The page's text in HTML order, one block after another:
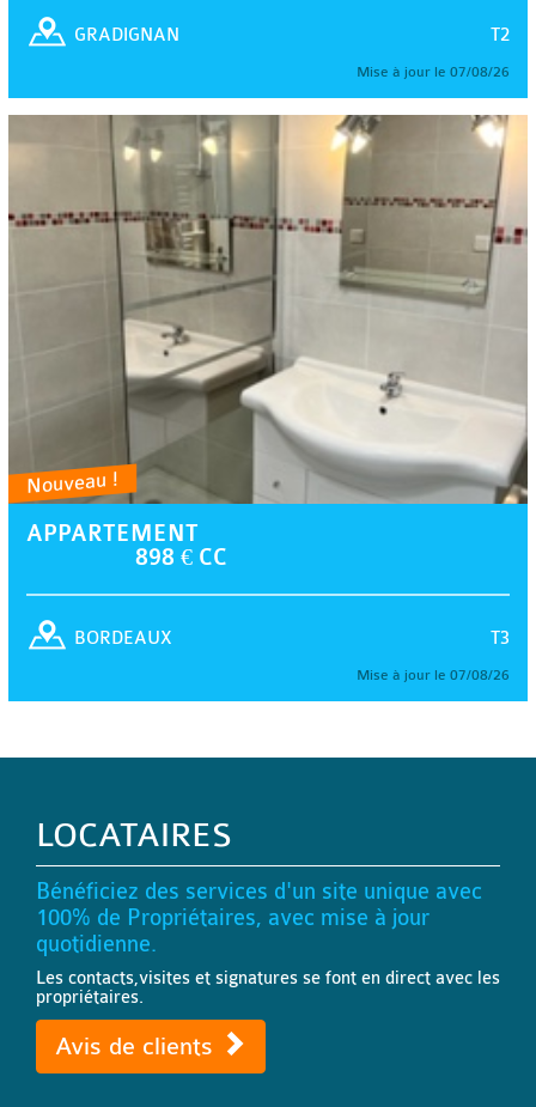
T2
GRADIGNAN
Mise à jour le 07/08/26
Nouveau !
APPARTEMENT
898 € CC
T3
BORDEAUX
Mise à jour le 07/08/26
LOCATAIRES
Bénéficiez des services d'un site unique avec
100% de Propriétaires, avec mise à jour
quotidienne.
Les contacts,visites et signatures se font en direct avec les
propriétaires.
Avis de clients